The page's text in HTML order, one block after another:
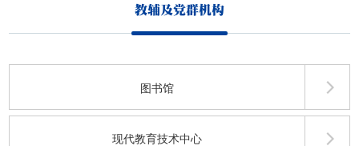
教辅及党群机构
图书馆
现代教育技术中心